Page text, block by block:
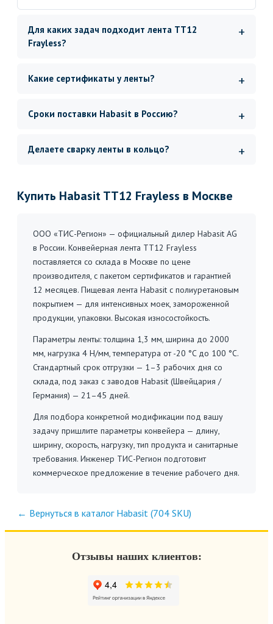
Для каких задач подходит лента TT12
Frayless?
Какие сертификаты у ленты?
Сроки поставки Habasit в Россию?
Делаете сварку ленты в кольцо?
Купить Habasit TT12 Frayless в Москве
ООО «ТИС-Регион» — официальный дилер Habasit AG
в России. Конвейерная лента TT12 Frayless
поставляется со склада в Москве по цене
производителя, с пакетом сертификатов и гарантией
12 месяцев. Пищевая лента Habasit с полиуретановым
покрытием — для интенсивных моек, замороженной
продукции, упаковки. Высокая износостойкость.
Параметры ленты: толщина 1,3 мм, ширина до 2000
мм, нагрузка 4 Н/мм, температура от -20 °C до 100 °C.
Стандартный срок отгрузки — 1–3 рабочих дня со
склада, под заказ с заводов Habasit (Швейцария /
Германия) — 21–45 дней.
Для подбора конкретной модификации под вашу
задачу пришлите параметры конвейера — длину,
ширину, скорость, нагрузку, тип продукта и санитарные
требования. Инженер ТИС-Регион подготовит
коммерческое предложение в течение рабочего дня.
← Вернуться в каталог Habasit (704 SKU)
Отзывы наших клиентов: